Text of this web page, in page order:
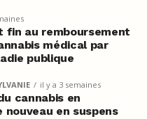
fin au remboursement
médical par
publique
il y a 3 semaines
cannabis en
nouveau en suspens